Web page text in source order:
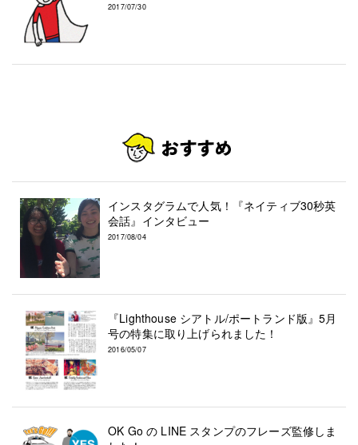
2017/07/30
インスタグラムで人気！『ネイティブ30秒英
会話』インタビュー
2017/08/04
『Lighthouse シアトル/ポートランド版』5月
号の特集に取り上げられました！
2016/05/07
OK Go の LINE スタンプのフレーズ監修しま